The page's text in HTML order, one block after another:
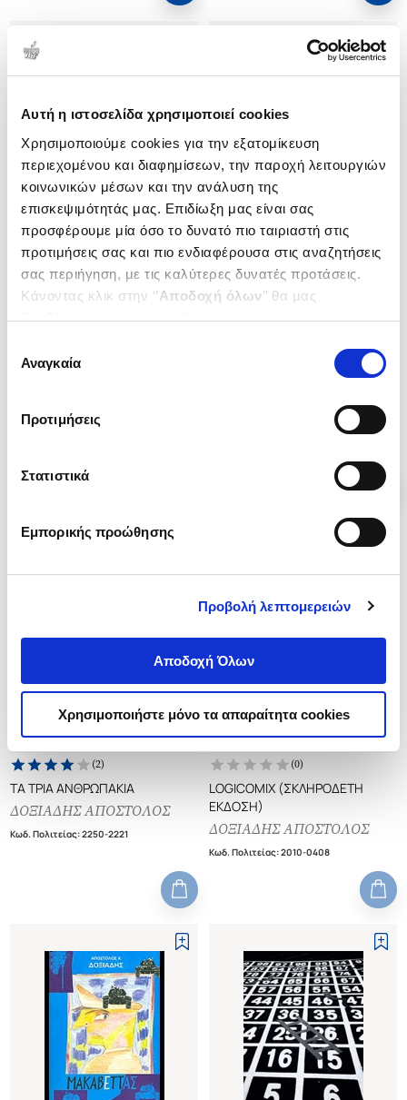
Αυτή η ιστοσελίδα χρησιμοποιεί cookies
Χρησιμοποιούμε cookies για την εξατομίκευση
περιεχομένου και διαφημίσεων, την παροχή λειτουργιών
κοινωνικών μέσων και την ανάλυση της
επισκεψιμότητάς μας. Επιδίωξη μας είναι σας
προσφέρουμε μία όσο το δυνατό πιο ταιριαστή στις
προτιμήσεις σας και πιο ενδιαφέρουσα στις αναζητήσεις
σας περιήγηση, με τις καλύτερες δυνατές προτάσεις.
Κάνοντας κλικ στην ‘’Αποδοχή όλων’’ θα μας
βοηθήσετε να ανταποκριθούμε στα παραπάνω.
ενδιαφέρουν και να επιλέξετε από τα παρακάτω με την
΄΄και να ενημερωθείτε σχετικά με
συγκατάθεσης
Αναγκαία
Προτιμήσεις
Στατιστικά
Εμπορικής προώθησης
Προβολή λεπτομερειών
Αποδοχή Όλων
Χρησιμοποιήστε μόνο τα απαραίτητα cookies
ΜΑΚΑΒΕΤΤΑΣ
14 € 9
ΛΕΓΟΝΤΑΣ ΚΑΙ ΞΑΝΑΛΕΓΟΝΤΑΣ
Η ΛΟΓΟΤΕΧΝΙΑ, Ο
ΜΥΣΤΗΡΙΩΔΗΣ ΠΑΤΡΟΚΛΟΣ
ΜΕΤΑΜΟΡΦΩΣΕΙΣ ΤΗΣ
Εξαντλημένο
(2)
ΤΑ ΤΡΙΑ ΑΝΘΡΩΠΑΚΙΑ
ΔΟΞΙΑΔΗΣ ΑΠΟΣΤΟΛΟΣ
Κωδ. Πολιτείας:2250-2221
Εξαντλημένο
(0)
LOGICOMIX (ΣΚΛΗΡΟΔΕΤΗ
ΕΚΔΟΣΗ)
ΔΟΞΙΑΔΗΣ ΑΠΟΣΤΟΛΟΣ
Κωδ. Πολιτείας:2010-0408